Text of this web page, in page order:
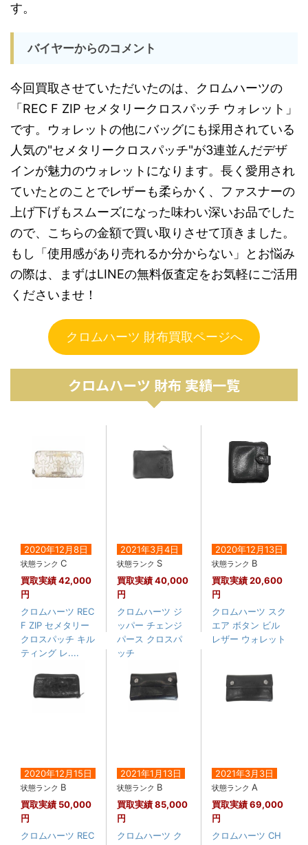
す。
バイヤーからのコメント
今回買取させていただいたのは、クロムハーツの
「REC F ZIP セメタリークロスパッチ ウォレット」
です。ウォレットの他にバッグにも採用されている
人気の"セメタリークロスパッチ"が3連並んだデザ
インが魅力のウォレットになります。長く愛用され
ていたとのことでレザーも柔らかく、ファスナーの
上げ下げもスムーズになった味わい深いお品でした
ので、こちらの金額で買い取りさせて頂きました。
もし「使用感があり売れるか分からない」とお悩み
の際は、まずはLINEの無料仮査定をお気軽にご活用
くださいませ！
クロムハーツ 財布買取ページへ
クロムハーツ 財布 実績一覧
2020年12月8日
状態ランク C
買取実績42,000
円
クロムハーツ REC
F ZIP セメタリー
クロスパッチ キル
ティング レ....
2021年3月4日
状態ランク S
買取実績40,000
円
クロムハーツ ジ
ッパー チェンジ
パース クロスパ
ッチ
2020年12月13日
状態ランク B
買取実績20,600
円
クロムハーツ スク
エア ボタン ビル
レザー ウォレット
2020年12月15日
状態ランク B
買取実績 50,000
円
クロムハーツ REC
2021年1月13日
状態ランク B
買取実績85,000
円
クロムハーツ ク
2021年3月3日
状態ランクA
買取実績69,000
円
クロムハーツ CH